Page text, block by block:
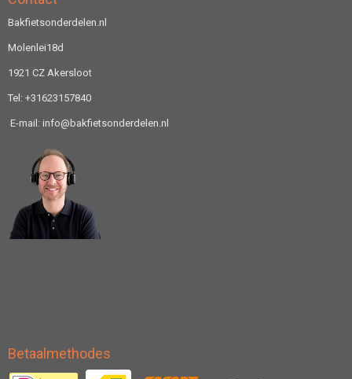
Bakfietsonderdelen.nl
Molenlei18d
1921 CZ Akersloot
Tel: +31623157840
E-mail: info@bakfietsonderdelen.nl
Betaalmethodes